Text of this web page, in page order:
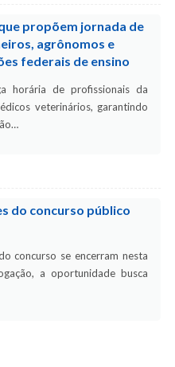
propõem jornada de
agrônomos e
federais de ensino
horária de profissionais da
veterinários, garantindo
do concurso público
concurso se encerram nesta
a oportunidade busca